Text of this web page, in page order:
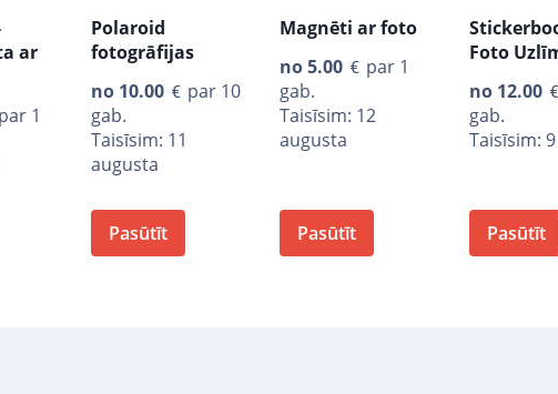
ar
par 1
Polaroid
fotogrāfijas
no 10.00
par 10
gab.
Taisīsim: 11
augusta
Pasūtīt
Magnēti ar foto
no5.00
par 1
gab.
Taisīsim: 12
augusta
Pasūtīt
Foto
no 12.00
gab.
Taisīsim:
Pasūtīt